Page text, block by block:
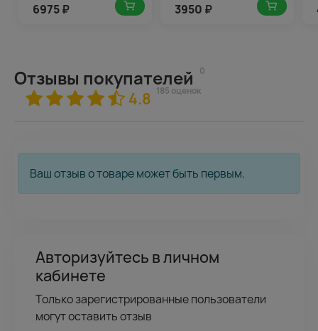
6975₽ 3950 ₽
Отзывы покупателей 0
4.8 185 оценок
Ваш отзыв о товаре может быть первым.
Авторизуйтесь в личном
кабинете
Только зарегистрированные пользователи
могут оставить отзыв